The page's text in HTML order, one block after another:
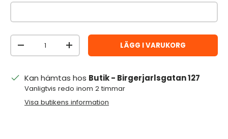
Antal
MINSKA ANTALÖKA ANTAL LÄGG I VARUKORG
Kan hämtas hos Butik - Birgerjarlsgatan 127
Vanligtvis redo inom 2 timmar
Visa butikens information